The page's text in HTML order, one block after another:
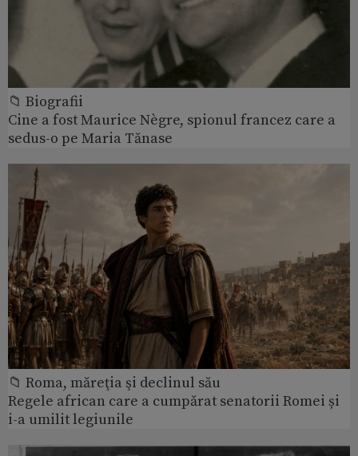
📁 Biografii
Cine a fost Maurice Nègre, spionul francez care a
sedus-o pe Maria Tănase
📁 Roma, măreţia şi declinul său
Regele african care a cumpărat senatorii Romei și
i-a umilit legiunile